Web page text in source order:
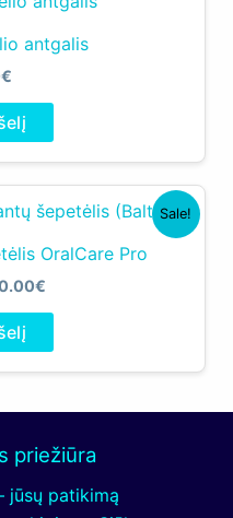
antgalis
€
Sale!
OralCare Pro
€
priežiūra
jūsų patikimą